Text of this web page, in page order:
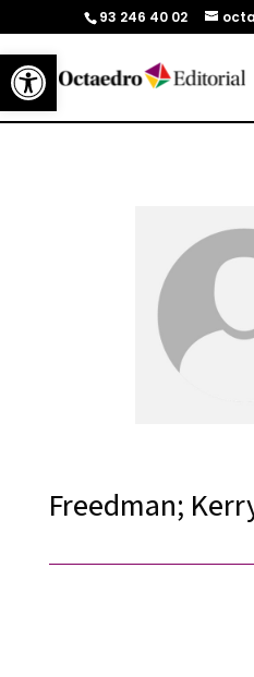
Abrir barra de herramientas
93 246 40 02
Freedman;